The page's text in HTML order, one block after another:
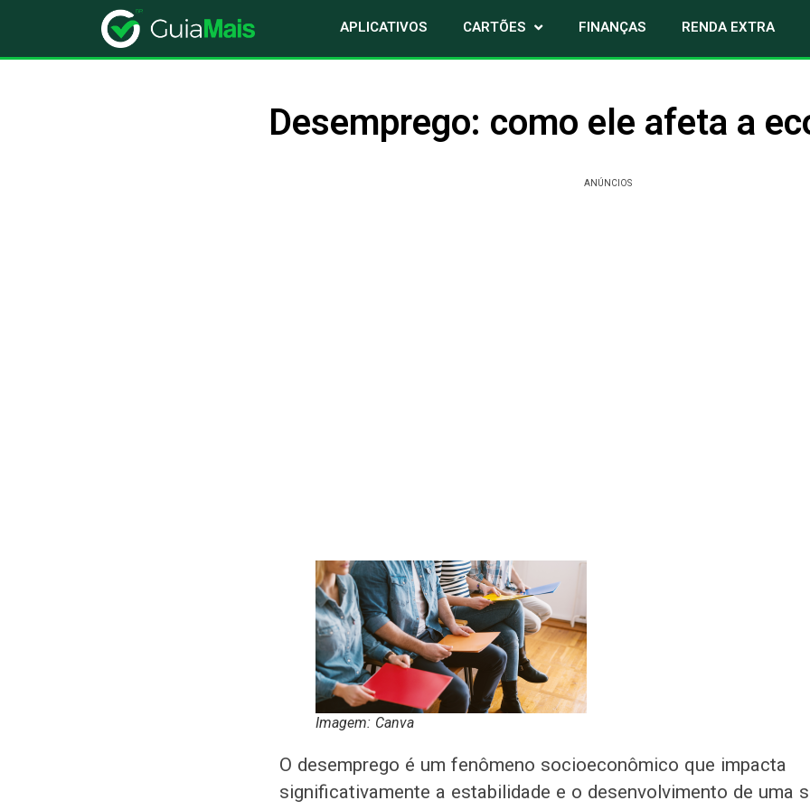
APLICATIVOS CARTÕES FINANÇAS RENDA EXTRA
Desemprego: como ele afeta a
ANÚNCIOS
Imagem: Canva
O desemprego é um fenômeno socioeconômico que impacta
significativamente a estabilidade e o desenvolvimento de uma